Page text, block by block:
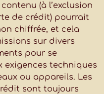
(à l’exclusion
de crédit) pourrait
chiffrée, et cela
sur divers
pour se
exigences techniques
ou appareils. Les
sont toujours